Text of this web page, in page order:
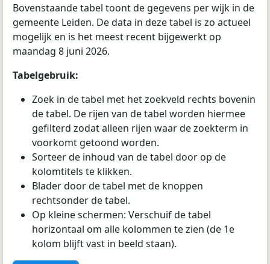
Bovenstaande tabel toont de gegevens per wijk in de
gemeente Leiden. De data in deze tabel is zo actueel
mogelijk en is het meest recent bijgewerkt op
maandag 8 juni 2026.
Tabelgebruik:
Zoek in de tabel met het zoekveld rechts bovenin
de tabel. De rijen van de tabel worden hiermee
gefilterd zodat alleen rijen waar de zoekterm in
voorkomt getoond worden.
Sorteer de inhoud van de tabel door op de
kolomtitels te klikken.
Blader door de tabel met de knoppen
rechtsonder de tabel.
Op kleine schermen: Verschuif de tabel
horizontaal om alle kolommen te zien (de 1e
kolom blijft vast in beeld staan).